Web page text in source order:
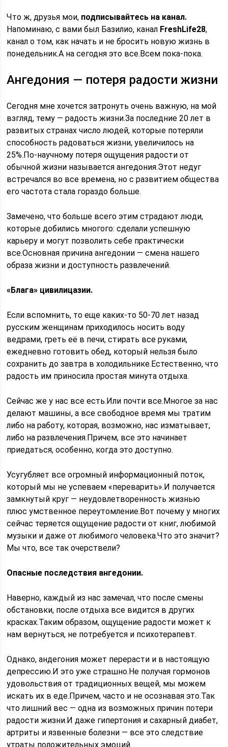
Что ж, друзья мои, подписывайтесь на канал.
Напоминаю, с вами был Базилио, канал FreshLife28,
канал о том, как начать и не бросить новую жизнь в
понедельник.А на сегодня это все.Всем пока-пока.
Ангедония — потеря радости жизни
Сегодня мне хочется затронуть очень важную, на мой
взгляд, тему — радость жизни.За последние 20 лет в
развитых странах число людей, которые потеряли
способность радоваться жизни, увеличилось на
25%.По-научному потеря ощущения радости от
обычной жизни называется ангедония.Этот недуг
встречался во все времена, но с развитием общества
его частота стала гораздо больше.
Замечено, что больше всего этим страдают люди,
которые добились многого: сделали успешную
карьеру и могут позволить себе практически
все.Основная причина ангедонии — смена нашего
образа жизни и доступность развлечений.
«Блага» цивилицазии.
Если вспомнить, то еще каких-то 50-70 лет назад
русским женщинам приходилось носить воду
ведрами, греть её в печи, стирать все руками,
ежедневно готовить обед, который нельзя было
сохранить до завтра в холодильнике.Естественно, что
радость им приносила простая минута отдыха.
Сейчас же у нас все есть.Или почти все.Многое за нас
делают машины, а все свободное время мы тратим
либо на работу, которая, возможно, нас изматывает,
либо на развлечения.Причем, все это начинает
приедаться, особенно, когда это доступно.
Усугубляет все огромный информационный поток,
который мы не успеваем «переварить».И получается
замкнутый круг — неудовлетворенность жизнью
плюс умственное переутомление.Вот почему у многих
сейчас теряется ощущение радости от книг, любимой
музыки и даже от любимого человека.Что это значит?
Мы что, все так очерствели?
Опасные последствия ангедонии.
Наверно, каждый из нас замечал, что после смены
обстановки, после отдыха все видится в других
красках.Таким образом, ощущение радости может к
нам вернуться, не потребуется и психотерапевт.
Однако, андегония может перерасти и в настоящую
депрессию.И это уже страшно.Не получая гормонов
удовольствия от традиционных вещей, мы можем
искать их в еде.Причем, часто и не осознавая это.Так
что лишний вес — одна из возможных причин потери
радости жизни.И даже гипертония и сахарный диабет,
артриты и язвенные болезни — все это следствие
утраты положительных эмоций.